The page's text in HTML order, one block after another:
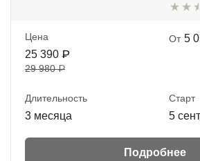
Цена
25 390 ₽
29 980 ₽
От 5
Длительность
3 месяца
Старт
5
Подробнее